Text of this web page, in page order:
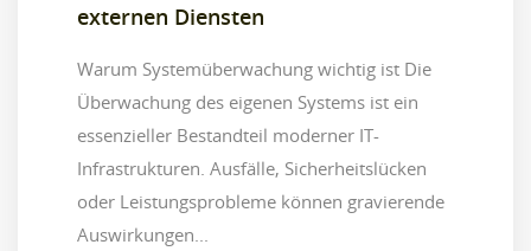
externen Diensten
Warum Systemüberwachung wichtig ist Die
Überwachung des eigenen Systems ist ein
essenzieller Bestandteil moderner IT-
Infrastrukturen. Ausfälle, Sicherheitslücken
oder Leistungsprobleme können gravierende
Auswirkungen...